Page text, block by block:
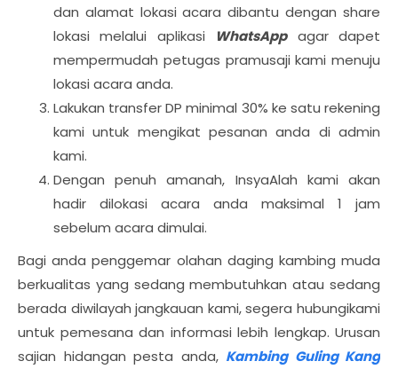
dan alamat lokasi acara dibantu dengan share
lokasi melalui aplikasi
WhatsAppagar dapet
mempermudah petugas pramusaji kami menuju
lokasi acara anda.
Lakukan transfer DP minimal 30% ke satu rekening
kami untuk mengikat pesanan anda di admin
kami.
Dengan penuh amanah, InsyaAlah kami akan
hadir dilokasi acara anda maksimal 1 jam
sebelum acara dimulai.
Bagi anda penggemar olahan daging kambing muda
berkualitas yang sedang membutuhkan atau sedang
berada diwilayah jangkauan kami, segera hubungikami
untuk pemesana dan informasi lebih lengkap. Urusan
sajian hidangan pesta anda, Kambing Guling Kang